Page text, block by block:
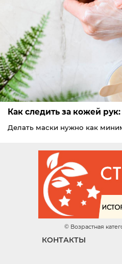
Как следить за кожей
Делать маски нужно как
© Возрастная
КОНТАКТЫ